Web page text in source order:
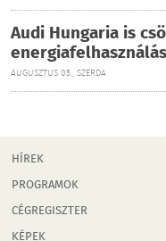
Audi Hungaria is
AUGUSZTUS 05., SZERDA
HÍREK
PROGRAMOK
CÉGREGISZTER
KÉPEK